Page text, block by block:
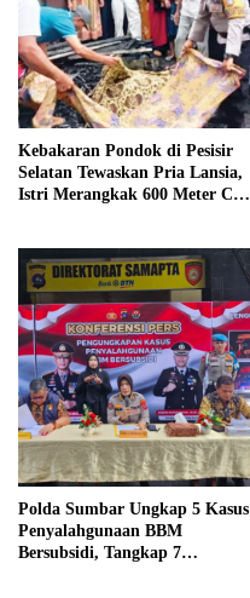
Kebakaran Pondok di Pesisir
Selatan Tewaskan Pria Lansia,
Istri Merangkak 600 Meter Cari
Polda Sumbar Ungkap 5 Kasus
Penyalahgunaan BBM
Bersubsidi, Tangkap 7